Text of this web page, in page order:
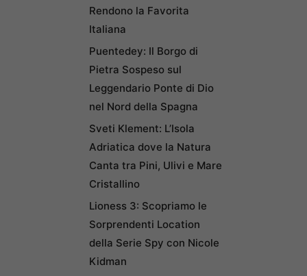
Rendono la Favorita
Italiana
Puentedey: Il Borgo di
Pietra Sospeso sul
Leggendario Ponte di Dio
nel Nord della Spagna
Sveti Klement: L’Isola
Adriatica dove la Natura
Canta tra Pini, Ulivi e Mare
Cristallino
Lioness 3: Scopriamo le
Sorprendenti Location
della Serie Spy con Nicole
Kidman